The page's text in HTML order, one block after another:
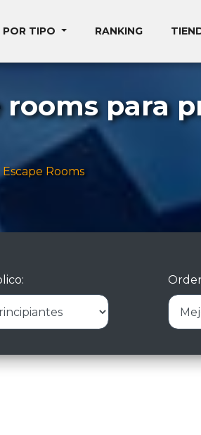
POR TIPO RANKING
rooms para
Escape Rooms